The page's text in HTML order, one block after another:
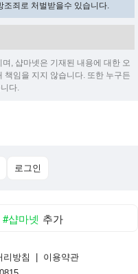
죄로 처벌받을수 있습니다.
, 샵마넷은 기재된 내용에 대한 오
책임을 지지 않습니다. 또한 누구든
다.
로그인
#샵마넷 추가
리방침
이용약관